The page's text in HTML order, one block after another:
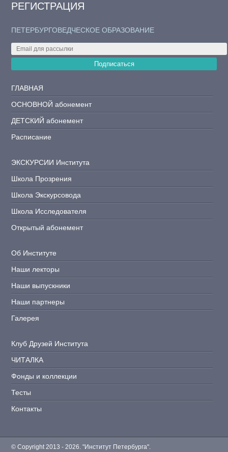
РЕГИСТРАЦИЯ
ГЛАВНАЯ
ОСНОВНОЙ абонемент
ДЕТСКИЙ абонемент
Расписание
ЭКСКУРСИИ Института
Школа Прозрения
Школа Экскурсовода
Школа Исследователя
Открытый абонемент
Об Институте
Наши лекторы
Наши выпускники
Наши партнеры
Галерея
Клуб Друзей Института
ЧИТАЛКА
Фонды и коллекции
Тесты
Контакты
ПЕТЕРБУРГОВЕДЧЕСКОЕ ОБРАЗОВАНИЕ
Подписаться
© Copyright 2013 - 2026. "Институт Петербурга".